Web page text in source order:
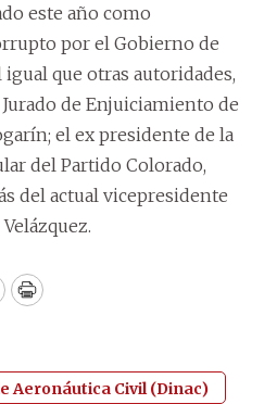
este año como
por el Gobierno de
que otras autoridades,
de Enjuiciamiento de
el ex presidente de la
del Partido Colorado,
del actual vicepresidente
Print
Aeronáutica Civil (Dinac)